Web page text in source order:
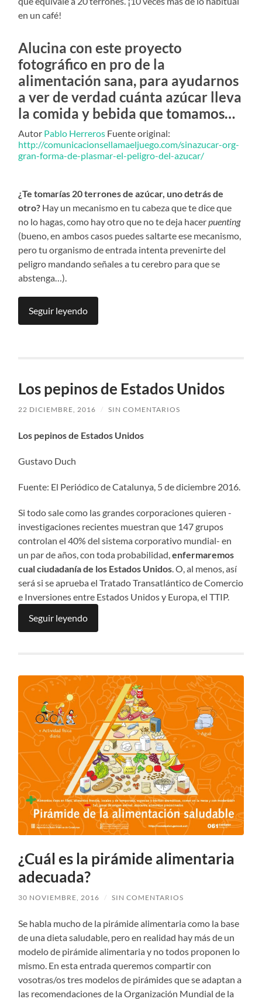
Alucina con este proyecto
fotográfico en pro de la
alimentación sana, para ayudarnos
a ver de verdad cuánta azúcar lleva
la comida y bebida que tomamos…
Autor Pablo Herreros Fuente original:
http://comunicacionsellamaeljuego.com/sinazucar-org-
gran-forma-de-plasmar-el-peligro-del-azucar/
¿Te tomarías 20 terrones de azúcar, uno detrás de
otro? Hay un mecanismo en tu cabeza que te dice que
no lo hagas, como hay otro que no te deja hacerpuenting
(bueno, en ambos casos puedes saltarte ese mecanismo,
pero tu organismo de entrada intenta prevenirte del
peligro mandando señales a tu cerebro para que se
abstenga…).
Seguir leyendo
Los pepinos de Estados Unidos
22 DICIEMBRE, 2016 / SIN COMENTARIOS
Los pepinos de Estados Unidos
Gustavo Duch
Fuente: El Periódico de Catalunya, 5 de diciembre 2016.
Si todo sale como las grandes corporaciones quieren -
investigaciones recientes muestran que 147 grupos
controlan el 40% del sistema corporativo mundial- en
un par de años, con toda probabilidad,enfermaremos
cual ciudadanía de los Estados Unidos. O, al menos, así
será si se aprueba el Tratado Transatlántico de Comercio
e Inversiones entre Estados Unidos y Europa, el TTIP.
Seguir leyendo
¿Cuál es la pirámide alimentaria
adecuada?
30 NOVIEMBRE, 2016 / SIN COMENTARIOS
Se habla mucho de la pirámide alimentaria como la base
de una dieta saludable, pero en realidad hay más de un
modelo de pirámide alimentaria y no todos proponen lo
mismo. En esta entrada queremos compartir con
vosotras/os tres modelos de pirámides que se adaptan a
las recomendaciones de la Organización Mundial de la